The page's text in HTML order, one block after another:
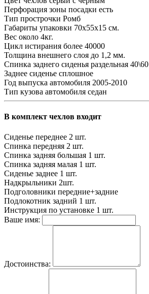
Перфорация зоны посадки есть
Тип прострочки Ромб
Габариты упаковки 70х55х15 см.
Вес около 4кг.
Цикл истирания более 40000
Толщина внешнего слоя до 1,2 мм.
Спинка заднего сиденья раздельная 40\60
Заднее сиденье сплошное
Год выпуска автомобиля 2005-2010
Тип кузова автомобиля седан
В комплект чехлов входит
Сиденье переднее 2 шт.
Спинка передняя 2 шт.
Спинка задняя большая 1 шт.
Спинка задняя малая 1 шт.
Сиденье заднее 1 шт.
Надкрыльники 2шт.
Подголовники передние+задние
Подлокотник задний 1 шт.
Инструкция по установке 1 шт.
Ваше имя:
Достоинства: